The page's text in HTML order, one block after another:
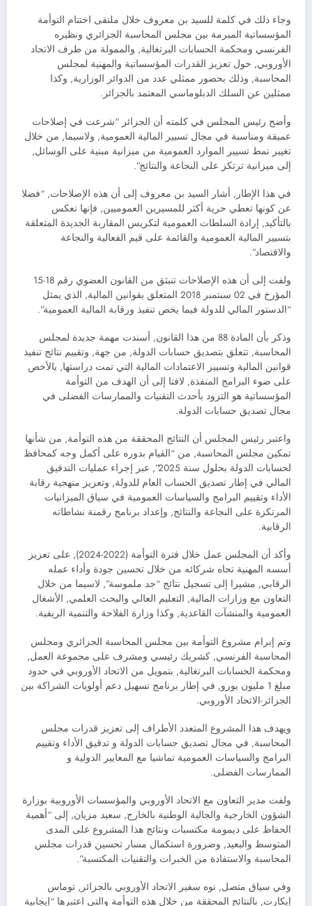
وجاء ذلك في كلمة للسيد بن معروف خلال ملتقى اختتام التوأمة
المؤسساتية المبرمة بين مجلس المحاسبة الجزائري ونظيره
الفرنسي ومحكمة الحسابات البرتغالية, والممولة من طرف الاتحاد
الأوروبي, حول تعزيز القدرات المؤسساتية والمهنية لمجلس
المحاسبة, وذلك بحضور ممثلي عدد من الدوائر الوزارية, وكذا
ممثلين عن السلك الدبلوماسي المعتمد بالجزائر.
وأضح رئيس المجلس في كلمته أن الجزائر “شرعت في إصلاحات
عميقة ومناسبة في مجال تسيير المالية العمومية, ولاسيما, من خلال
تغيير نمط تسيير الموارد العمومية من ميزانية مبنية على الوسائل,
إلى ميزانية ترتكز على النجاعة والنتائج”.
في هذا الإطار, أشار السيد بن معروف إلى أن هذه الإصلاحات, “فضلا
عن كونها تعطي حرية أكثر للمسيرين العموميين, فإنها تعكس
بالتأكيد, إرادة السلطات العمومية لتكريس المقاربة الجديدة المتعلقة
بتسيير المالية العمومية والقائمة على قيم الفعالية والنجاعة
والاقتصاد”.
ولفت إلى أن هذه الإصلاحات تنبثق من القانون العضوي رقم 18-15
المؤرخ في 02 سبتمبر 2018 المتعلق بقوانين المالية, الذي يمثل
“الدستور المالي للدولة فيما يخص تنفيذ ورقابة المالية العمومية”.
وذكر بأن المادة 88 من هذا القانون, أسندت مهمة جديدة لمجلس
المحاسبة, تتعلق بتصديق حسابات الدولة, من جهة, وتقييم نتائج تنفيذ
قوانين المالية وتسيير الاعتمادات المالية التي تمت دراستها, بالأخص
على ضوء البرامج المنفذة, لافتا إلى أن الهدف من التوأمة
المؤسساتية هو التزود بأحدث التقنيات والممارسات الفضلى في
مجال تصديق حسابات الدولة.
واعتبر رئيس المجلس أن النتائج المحققة من هذه التوأمة, من شأنها
تمكين مجلس المحاسبة, من “القيام بدوره على أكمل وجه كمحافظ
لحسابات الدولة بحلول سنة 2025”, عبر إجراء عمليات التدقيق
المالي في إطار تصديق الحساب العام للدولة, وتعزيز منهجية رقابة
الأداء وتقييم البرامج والسياسات العمومية في سياق الميزانيات
المرتكزة على النجاعة والنتائج, وإعداد برنامج رقمنة نشاطاته
الرقابية.
وأكد أن المجلس عمل خلال فترة التوأمة (2022-2024), على تعزيز
أسسه المهنية تجاه شركائه من خلال تحسين جودة وأداء عمله
الرقابي, مشيرا إلى تسجيل نتائج “جد ملموسة”, لاسيما من خلال
التعاون مع وزارات المالية, التعليم العالي والبحث العلمي, الأشغال
العمومية والمنشآت القاعدية, وكذا وزارة الفلاحة والتنمية الريفية.
وتم إبرام مشروع التوأمة بين مجلس المحاسبة الجزائري ومجلس
المحاسبة الفرنسي, كشريك رئيسي ومشرف على مجموعة العمل,
ومحكمة الحسابات البرتغالية, بتمويل من الاتحاد الأوروبي في حدود
مبلغ 1 مليون يورو, في إطار برنامج تسهيل دعم أولويات الشراكة بين
الجزائر-الاتحاد الأوروبي.
ويهدف هذا المشروع المتعدد الأطراف إلى تعزيز قدرات مجلس
المحاسبة, في مجال تصديق حسابات الدولة و تدقيق الأداء وتقييم
البرامج والسياسات العمومية تماشيا مع المعايير الدولية و
الممارسات الفضلى.
ولفت مدير التعاون مع الاتحاد الأوروبي والمؤسسات الأوروبية بوزارة
الشؤون الخارجية والجالية الوطنية بالخارج, سعيد مزيان, إلى “أهمية
الحفاظ على ديمومة مكتسبات ونتائج هذا المشروع على المدى
المتوسط والبعيد, وضرورة استكمال مسار تحسين قدرات مجلس
المحاسبة والاستفادة من الخبرات والتقنيات المكتسبة”.
وفي سياق متصل, نوه سفير الاتحاد الأوروبي بالجزائر, توماس
إيكارت, بالنتائج المحققة من خلال هذه التوأمة والتي اعتبرها “إيجابية